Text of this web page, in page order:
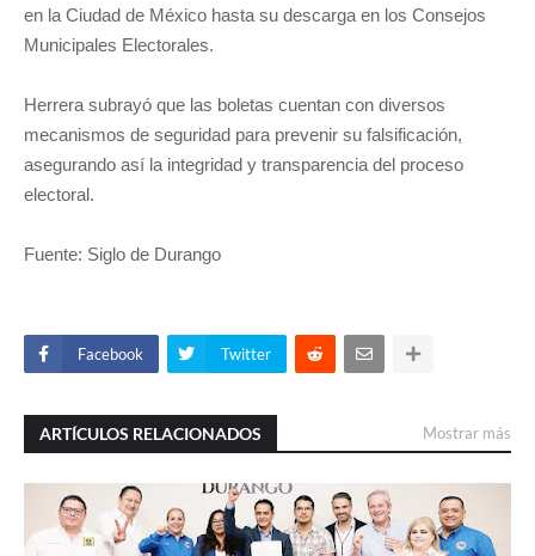
en la Ciudad de México hasta su descarga en los Consejos
Municipales Electorales.
Herrera subrayó que las boletas cuentan con diversos
mecanismos de seguridad para prevenir su falsificación,
asegurando así la integridad y transparencia del proceso
electoral.
Fuente: Siglo de Durango
Facebook Twitter
ARTÍCULOS RELACIONADOS Mostrar más